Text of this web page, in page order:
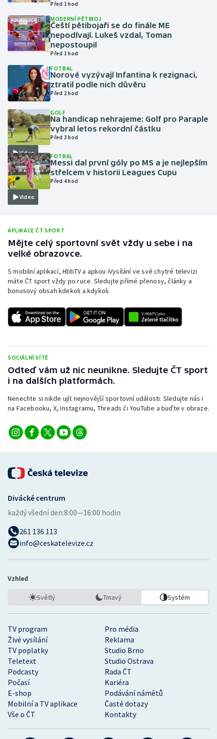
Lyže a snowboard
Moderní pětiboj
Motorsport
Olympijské hry
Parasport
Plavání
Plážový volejbal
Ragby
Rychlostní kanoistika
Sportovní střelba
Stolní tenis
Veslování
Vodní slalom
Volejbal
Ostatní
Před 1 hod
MODERNÍ PĚTIBOJ
Čeští pětibojaři se do finále ME
nepodívají. Lukeš vzdal, Toman
nepostoupil
Před 1 hod
FOTBAL
Norové vyzývají Infantina k rezignaci,
ztratil podle nich důvěru
Před 2 hod
Video
GOLF
Na handicap nehrajeme: Golf pro Paraple
vybral letos rekordní částku
Před 3 hod
Video
FOTBAL
Messi dal první góly po MS a je nejlepším
střelcem v historii Leagues Cupu
Před 4 hod
APLIKACE ČT SPORT
Mějte celý sportovní svět vždy u sebe i na
velké obrazovce.
S mobilní aplikací, HbbTV a apkou iVysílání ve své chytré televizi
máte ČT sport vždy po ruce. Sledujte přímé přenosy, články a
bonusový obsah kdekoli a kdykoli.
SOCIÁLNÍ SÍTĚ
Odteď vám už nic neunikne. Sledujte ČT sport
i na dalších platformách.
Nenechte si nikde ujít nejnovější sportovní události. Sledujte nás i
na Facebooku, X, Instagramu, Threads či YouTube a buďte v obraze.
TV program
Pro média
Živé vysílání
Reklama
TV poplatky
Studio Brno
Teletext
Studio Ostrava
Podcasty
Rada ČT
Počasí
Kariéra
E-shop
Podávání námětů
Mobilní a TV aplikace
Časté dotazy
Vše o ČT
Kontakty
Divácké centrum
každý všední den:8:00—16:00 hodin
261 136 113
info@ceskatelevize.cz
Vzhled
Světlý Tmavý Systém